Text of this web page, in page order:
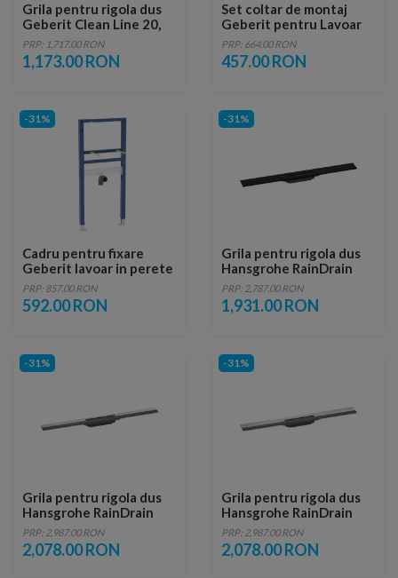
Grila pentru rigola dus
Geberit Clean Line 20,
montaj in pardoseala,
inox lucios/periat
PRP: 1,717.00 RON
1,173.00 RON
Set coltar de montaj
Geberit pentru Lavoar
cu spatiu joaca
PRP: 664.00 RON
457.00 RON
-31%
Cadru pentru fixare
Geberit lavoar in perete
112 cm Geberit Duofix
PRP: 857.00 RON
592.00 RON
-31%
Grila pentru rigola dus
Hansgrohe RainDrain
Flex ajustabil 80 cm
negru mat
PRP: 2,787.00 RON
1,931.00 RON
-31%
Grila pentru rigola dus
Hansgrohe RainDrain
Flex ajustabil crom 80
cm
PRP: 2,987.00 RON
2,078.00 RON
-31%
Grila pentru rigola dus
Hansgrohe RainDrain
Flex ajustabil 80 cm
crom lucios
PRP: 2,987.00 RON
2,078.00 RON